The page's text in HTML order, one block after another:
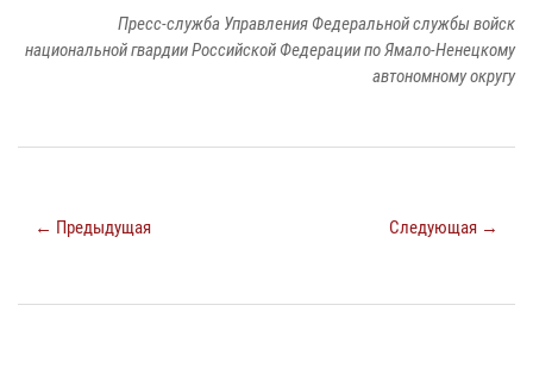
Пресс-служба Управления Федеральной службы войск
национальной гвардии Российской Федерации по Ямало-Ненецкому
автономному округу
← Предыдущая Следующая →